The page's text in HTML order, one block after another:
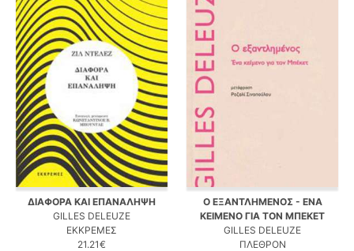
ΔΙΑΦΟΡΑ ΚΑΙ ΕΠΑΝΑΛΗΨΗ
GILLES DELEUZE
ΕΚΚΡΕΜΕΣ
21.21€
Ο ΕΞΑΝΤΛΗΜΕΝΟΣ - ΕΝΑ
ΚΕΙΜΕΝΟ ΓΙΑ ΤΟΝ ΜΠΕΚΕΤ
GILLES DELEUZE
ΠΛΕΘΡΟΝ